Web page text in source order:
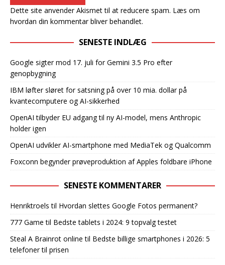
Dette site anvender Akismet til at reducere spam. Læs om
hvordan din kommentar bliver behandlet.
SENESTE INDLÆG
Google sigter mod 17. juli for Gemini 3.5 Pro efter
genopbygning
IBM løfter sløret for satsning på over 10 mia. dollar på
kvantecomputere og AI-sikkerhed
OpenAI tilbyder EU adgang til ny AI-model, mens Anthropic
holder igen
OpenAI udvikler AI-smartphone med MediaTek og Qualcomm
Foxconn begynder prøveproduktion af Apples foldbare iPhone
SENESTE KOMMENTARER
Henriktroels til Hvordan slettes Google Fotos permanent?
777 Game til Bedste tablets i 2024: 9 topvalg testet
Steal A Brainrot online til Bedste billige smartphones i 2026: 5
telefoner til prisen